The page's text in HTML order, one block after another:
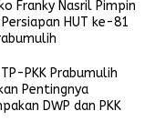
Franky Nasril Pimpin
HUT ke-81
PKK Prabumulih
Pentingnya
DWP dan PKK